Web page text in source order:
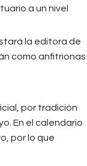
a un nivel
la editora de
como anfitrionas
por tradición
En el calendario
por lo que